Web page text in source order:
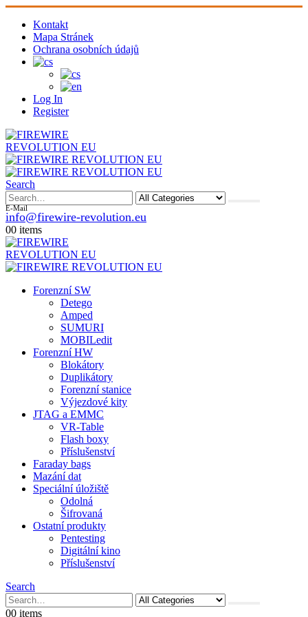
Kontakt
Mapa Stránek
Ochrana osobních údajů
Log In
Register
Search
E-Mail
info@firewire-revolution.eu
00 items
Forenzní SW
Detego
Amped
SUMURI
MOBILedit
Forenzní HW
Blokátory
Duplikátory
Forenzní stanice
Výjezdové kity
JTAG a EMMC
VR-Table
Flash boxy
Příslušenství
Faraday bags
Mazání dat
Speciální úložiště
Odolná
Šifrovaná
Ostatní produkty
Pentesting
Digitální kino
Příslušenství
Search
00 items